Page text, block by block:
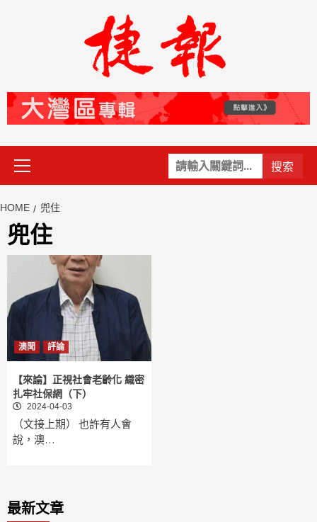
關
鍵
Primary
Menu
HOME 兜住
兜住
澳聞 評論
【來論】正視社會老齡化 織密
扎牢社保網（下）
2024-04-03
（文接上期） 也許有人會
說，澳…
最新文章